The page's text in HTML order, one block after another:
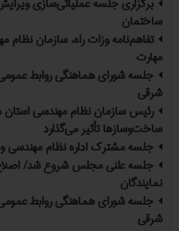
ساختمان
تفاهم‌نامه وزات راه، سازمان
مهارت
جلسه شورای هماهنگی روابط
شرقی
رئیس سازمان نظام مهندسی استان
ساخت‌وسازها تأثیر می‌گذارد
جلسه مشترک اداره نظام مهندسی
جلسه علنی مجلس شروع شد/ اصلاح
نمایندگان
جلسه شورای هماهنگی روابط
شرقی